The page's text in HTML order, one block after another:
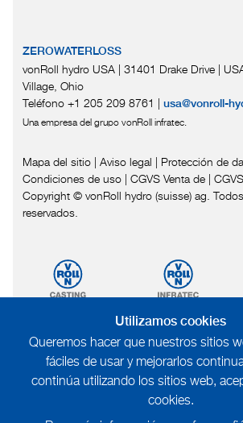
ZEROWATERLOSS
vonRoll hydro USA | 31401 Drake Drive |
Village, Ohio
Teléfono +1 205 209 8761 | usa@vonroll-
Una empresa del grupo vonRoll infratec.
Mapa del sitio | Aviso legal | Protección de
Condiciones de uso | CGVS Venta de |
Copyright © vonRoll hydro (suisse) ag.
reservados.
Utilizamos cookies
Queremos hacer que nuestros sitios
fáciles de usar y mejorarlos
continúa utilizando los sitios web,
cookies.